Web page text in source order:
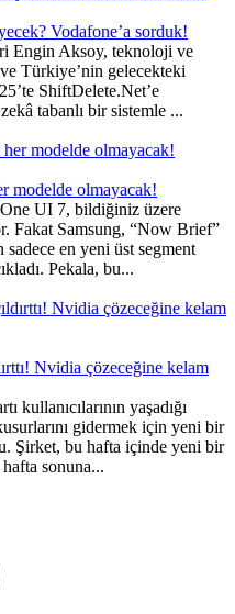
Vodafone’a sorduk!
Engin Aksoy, teknoloji ve
Türkiye’nin gelecekteki
ShiftDelete.Net’e
tabanlı bir sistemle ...
modelde olmayacak!
One UI 7, bildiğiniz üzere
Fakat Samsung, “Now Brief”
en yeni üst segment
Pekala, bu...
Nvidia çözeceğine kelam
yaşadığı
gidermek için yeni bir
Şirket, bu hafta içinde yeni bir
sonuna...